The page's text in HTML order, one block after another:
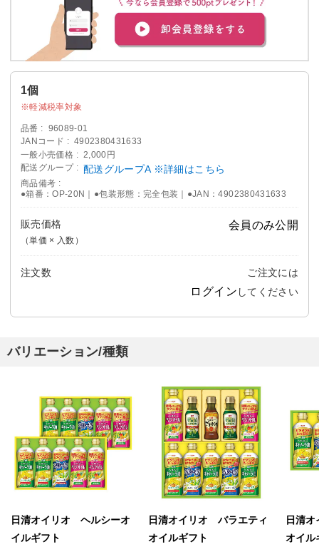
1個
軽減税率対象
品番
96089-01
JANコード
4902380431633
一般小売価格
2,000円
配送グループ
配送グループA ※詳細はこちら
商品備考
●箱番：OP-20N｜●包装形態：完全包装｜●JAN：4902380431633
販売価格
（単価 × 入数）
会員のみ公開
注文数 ご注文には
ログイン してください
バリエーション/種類
日清オイリオ ヘルシーオ
イルギフト
日清オイリオ バラエティ
オイルギフト
日清
オイル